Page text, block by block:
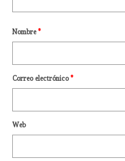
Nombre*
Correo electrónico*
Web